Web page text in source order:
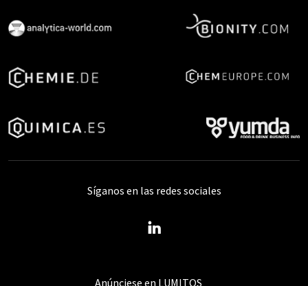
Anúnciese en LUMITOS
Síganos en las redes sociales